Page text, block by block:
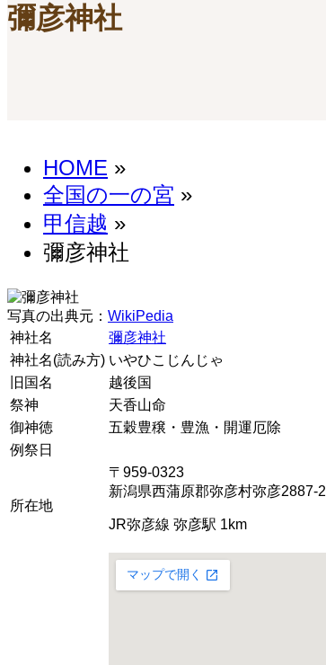
彌彦神社
HOME »
全国の一の宮 »
甲信越 »
彌彦神社
写真の出典元： WikiPedia
神社名
彌彦神社
神社名(読み方) いやひこじんじゃ
旧国名
越後国
祭神
天香山命
御神徳
五穀豊穣・豊漁・開運厄除
例祭日
所在地
〒959-0323
新潟県西蒲原郡弥彦村弥彦2887-2
JR弥彦線 弥彦駅 1km